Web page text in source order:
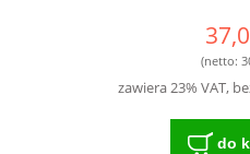
(netto:
zawiera 23% VAT,
do